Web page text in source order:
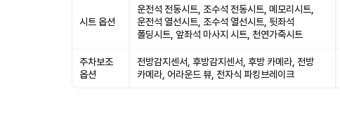
시트 옵션
운전석 전동시트, 조수석 전동시트, 메모리시트,
운전석 열선시트, 조수석 열선시트, 뒷좌석
폴딩시트, 앞좌석 마사지 시트, 천연가죽시트
주차보조
옵션
전방감지센서, 후방감지센서, 후방 카메라, 전방
카메라, 어라운드 뷰, 전자식 파킹브레이크